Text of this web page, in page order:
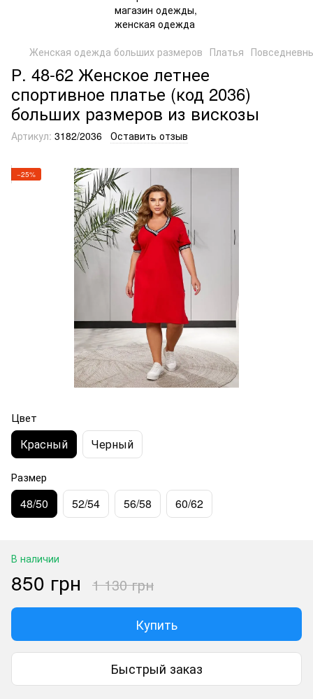
Женская одежда больших размеров Платья
Р. 48-62 Женское летнее
спортивное платье (код 2036)
больших размеров из вискозы
Артикул: 3182/2036 Оставить отзыв
−25%
Цвет
Красный Черный
Размер
48/50 52/54 56/58 60/62
В наличии
850 грн 1 130 грн
Купить
Быстрый заказ